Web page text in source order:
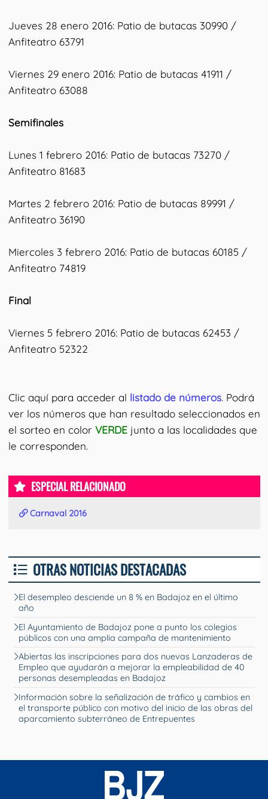
Jueves 28 enero 2016: Patio de butacas 30990 /
Anfiteatro 63791
Viernes 29 enero 2016: Patio de butacas 41911 /
Anfiteatro 63088
Semifinales
Lunes 1 febrero 2016: Patio de butacas 73270 /
Anfiteatro 81683
Martes 2 febrero 2016: Patio de butacas 89991 /
Anfiteatro 36190
Miercoles 3 febrero 2016: Patio de butacas 60185 /
Anfiteatro 74819
Final
Viernes 5 febrero 2016: Patio de butacas 62453 /
Anfiteatro 52322
Clic aquí para acceder al listado de números. Podrá
ver los números que han resultado seleccionados en
el sorteo en color VERDEjunto a las localidades que
le corresponden.
ESPECIAL RELACIONADO
Carnaval 2016
OTRAS NOTICIAS DESTACADAS
El desempleo desciende un 8 % en Badajoz en el último
año
El Ayuntamiento de Badajoz pone a punto los colegios
públicos con una amplia campaña de mantenimiento
Abiertas las inscripciones para dos nuevas Lanzaderas de
Empleo que ayudarán a mejorar la empleabilidad de 40
personas desempleadas en Badajoz
Información sobre la señalización de tráfico y cambios en
el transporte público con motivo del inicio de las obras del
aparcamiento subterráneo de Entrepuentes